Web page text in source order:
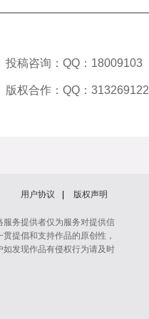
投稿咨询：QQ：18009103
版权合作：QQ：313269122
用户协议 版权声明
务提供者仅为服务对提供信
提倡和支持作品的原创性，
发现作品有侵权行为请及时